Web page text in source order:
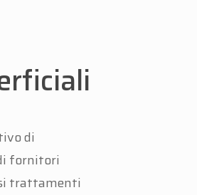
di
fornitori
trattamenti